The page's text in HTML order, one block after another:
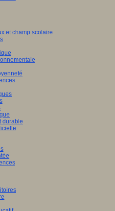
et champ scolaire
durable